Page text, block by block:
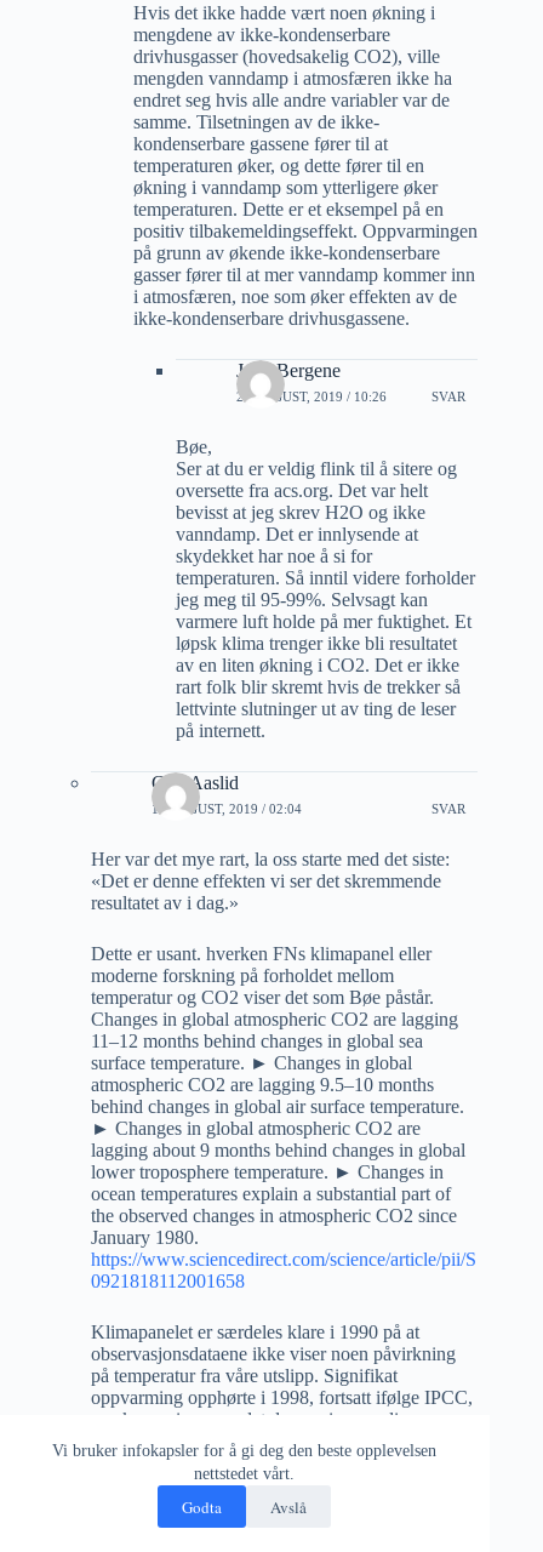
Vi bruker infokapsler for å gi deg den beste opplevelsen
nettstedet vårt.
Godta Avslå
Hvis det ikke hadde vært noen økning i
mengdene av ikke-kondenserbare
drivhusgasser (hovedsakelig CO2), ville
mengden vanndamp i atmosfæren ikke ha
endret seg hvis alle andre variabler var de
samme. Tilsetningen av de ikke-
kondenserbare gassene fører til at
temperaturen øker, og dette fører til en
økning i vanndamp som ytterligere øker
temperaturen. Dette er et eksempel på en
positiv tilbakemeldingseffekt. Oppvarmingen
på grunn av økende ikke-kondenserbare
gasser fører til at mer vanndamp kommer inn
i atmosfæren, noe som øker effekten av de
ikke-kondenserbare drivhusgassene.
Jarle Bergene
20 AUGUST, 2019 / 10:26 SVAR
Bøe,
Ser at du er veldig flink til å sitere og
oversette fra acs.org. Det var helt
bevisst at jeg skrev H2O og ikke
vanndamp. Det er innlysende at
skydekket har noe å si for
temperaturen. Så inntil videre forholder
jeg meg til 95-99%. Selvsagt kan
varmere luft holde på mer fuktighet. Et
løpsk klima trenger ikke bli resultatet
av en liten økning i CO2. Det er ikke
rart folk blir skremt hvis de trekker så
lettvinte slutninger ut av ting de leser
på internett.
Geir Aaslid
19 AUGUST, 2019 / 02:04 SVAR
Her var det mye rart, la oss starte med det siste:
«Det er denne effekten vi ser det skremmende
resultatet av i dag.»
Dette er usant. hverken FNs klimapanel eller
moderne forskning på forholdet mellom
temperatur og CO2 viser det som Bøe påstår.
Changes in global atmospheric CO2 are lagging
11–12 months behind changes in global sea
surface temperature. ► Changes in global
atmospheric CO2 are lagging 9.5–10 months
behind changes in global air surface temperature.
► Changes in global atmospheric CO2 are
lagging about 9 months behind changes in global
lower troposphere temperature. ► Changes in
ocean temperatures explain a substantial part of
the observed changes in atmospheric CO2 since
January 1980.
https://www.sciencedirect.com/science/article/pii/S
0921818112001658
Klimapanelet er særdeles klare i 1990 på at
observasjonsdataene ikke viser noen påvirkning
på temperatur fra våre utslipp. Signifikat
oppvarming opphørte i 1998, fortsatt ifølge IPCC,
og skremmingen er det du og visse medier og
politikere som står for, skremming er ikke tema i
noen form i noen hovedrapport, teknisk rapport
eller vitenskapelig rapport fra IPCC. Er du uenig i
dette, kom med kildehenvisning er du snill.